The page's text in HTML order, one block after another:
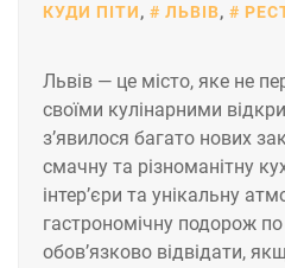
КУДИ ПІТИ, ЛЬВІВ,
Львів — це місто, яке не
своїми кулінарними
з’явилося багато нових
смачну та різноманітну
інтер’єри та унікальну
гастрономічну подорож по
обов’язково відвідати,